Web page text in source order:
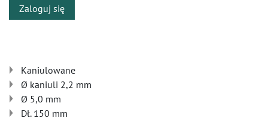
Zaloguj się
Kaniulowane
Ø kaniuli 2,2 mm
Ø 5,0 mm
Dł. 150 mm